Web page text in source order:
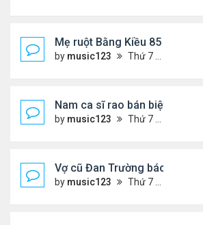
Mẹ ruột Bằng Kiều 85 tuổi:
by music123 Thứ 7 Tháng 8 08, 2026 6:10 pm
Nam ca sĩ rao bán biệt thự ở
by music123 Thứ 7 Tháng 8 08, 2026 6:07 pm
Vợ cũ Đan Trường báo tin vui
by music123 Thứ 7 Tháng 8 08, 2026 6:00 pm